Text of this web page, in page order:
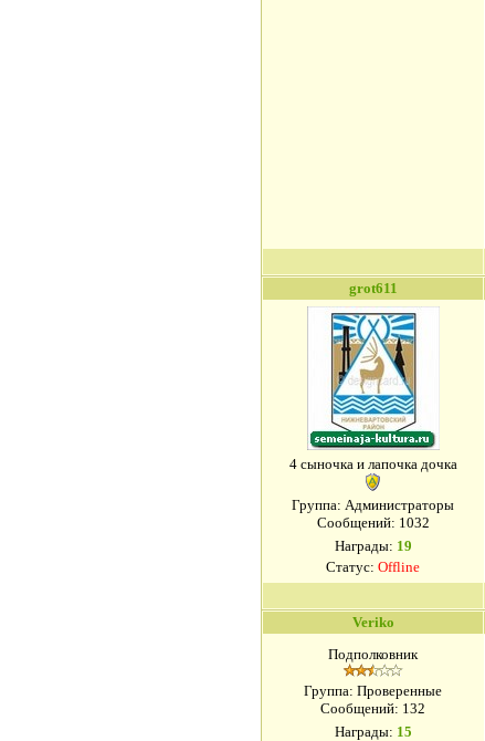
grot611
4 сыночка и лапочка дочка
Группа: Администраторы
Сообщений: 1032
Награды: 19
Статус: Offline
Veriko
Подполковник
Группа: Проверенные
Сообщений: 132
Награды: 15